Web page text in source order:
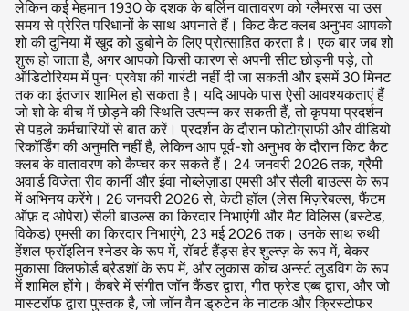
लेकिन कई मेहमान 1930 के दशक के बर्लिन वातावरण को ग्लैमरस या उस
समय से प्रेरित परिधानों के साथ अपनाते हैं। किट कैट क्लब अनुभव आपको
शो की दुनिया में खुद को डुबोने के लिए प्रोत्साहित करता है। एक बार जब शो
शुरू हो जाता है, अगर आपको किसी कारण से अपनी सीट छोड़नी पड़े, तो
ऑडिटोरियम में पुनः प्रवेश की गारंटी नहीं दी जा सकती और इसमें 30 मिनट
तक का इंतजार शामिल हो सकता है। यदि आपके पास ऐसी आवश्यकताएं हैं
जो शो के बीच में छोड़ने की स्थिति उत्पन्न कर सकती हैं, तो कृपया प्रदर्शन
से पहले कर्मचारियों से बात करें। प्रदर्शन के दौरान फोटोग्राफी और वीडियो
रिकॉर्डिंग की अनुमति नहीं है, लेकिन आप पूर्व-शो अनुभव के दौरान किट कैट
क्लब के वातावरण को कैप्चर कर सकते हैं। 24 जनवरी 2026 तक, ग्रैमी
अवार्ड विजेता रीव कार्नी और ईवा नोब्लेज़ाडा एमसी और सैली बाउल्स के रूप
में अभिनय करेंगे। 26 जनवरी 2026 से, केटी हॉल (लेस मिज़रेबल्स, फैंटम
ऑफ़ द ओपेरा) सैली बाउल्स का किरदार निभाएंगी और मैट विलिस (बस्टेड,
विकेड) एमसी का किरदार निभाएंगे, 23 मई 2026 तक। उनके साथ रुथी
हेंशल फ्रॉइलिन श्नेडर के रूप में, रॉबर्ट हैंड्स हेर शुल्त्ज़ के रूप में, बेकर
मुकासा क्लिफोर्ड ब्रैडशॉ के रूप में, और लुकास कोच अर्न्स्ट लुडविग के रूप
में शामिल होंगे। कैबरे में संगीत जॉन कैंडर द्वारा, गीत फ्रेड एब्ब द्वारा, और जो
मास्टरॉफ द्वारा पुस्तक है, जो जॉन वैन ड्रुटेन के नाटक और क्रिस्टोफर